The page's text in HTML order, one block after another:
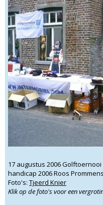
17 augustus 2006
handicap 2006 Roos
Foto's: Tjeerd Knier
Klik op de foto's voor een